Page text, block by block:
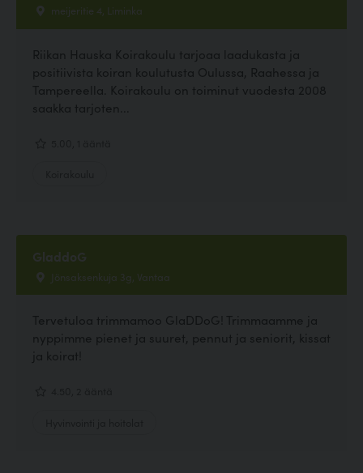
meijeritie 4, Liminka
Riikan Hauska Koirakoulu tarjoaa laadukasta ja
positiivista koiran koulutusta Oulussa, Raahessa ja
Tampereella. Koirakoulu on toiminut vuodesta 2008
saakka tarjoten...
GladdoG
Jönsaksenkuja 3g, Vantaa
Tervetuloa trimmamoo GlaDDoG! Trimmaamme ja
nyppimme pienet ja suuret, pennut ja seniorit, kissat
ja koirat!